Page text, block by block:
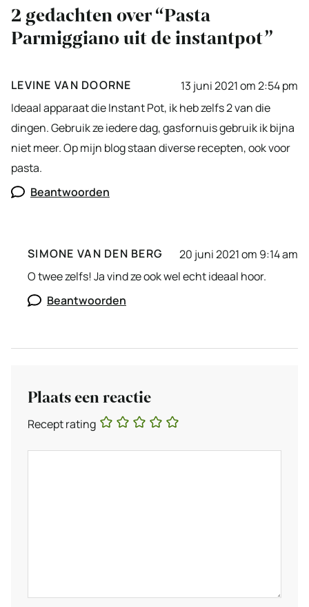
2 gedachten over “Pasta
Parmiggiano uit de instantpot”
LEVINE VAN DOORNE
13 juni 2021 om 2:54 pm
Ideaal apparaat die Instant Pot, ik heb zelfs 2 van die
dingen. Gebruik ze iedere dag, gasfornuis gebruik ik bijna
niet meer. Op mijn blog staan diverse recepten, ook voor
pasta.
Beantwoorden
SIMONE VAN DEN BERG
20 juni 2021 om 9:14 am
O twee zelfs! Ja vind ze ook wel echt ideaal hoor.
Beantwoorden
Plaats een reactie
Recept rating